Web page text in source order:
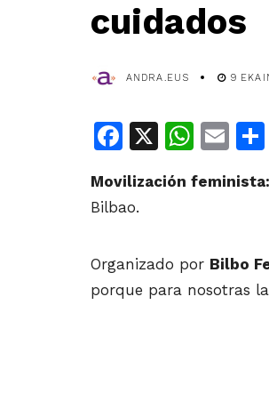
cuidados
ANDRA.EUS 9
Facebook
X
Movilización feminista:
Bilbao.
Organizado por Bilbo
porque para nosotras